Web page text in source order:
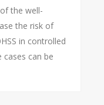
the well-
the risk of
in controlled
can be